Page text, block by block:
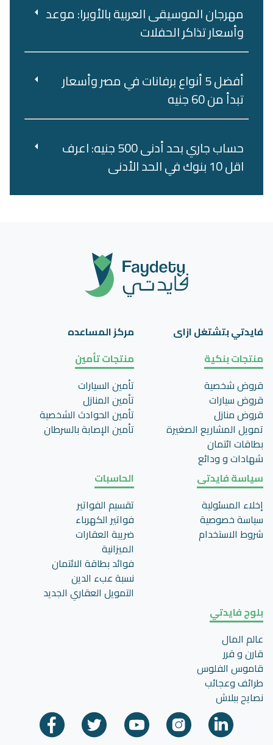
مهرجان الموسيقى العربية بالأوبرا: موعد
وأسعار تذاكر الحفلات
أفضل 5 أنواع برفانات في مصر وأسعار
تبدأ من 60 جنيه
حساب جاري بحد أدنى 500 جنيه: اعرف
اقل 10 بنوك في الحد الأدنى
فايدتي بتشتغل ازاى
مركز المساعده
منتجات بنكية
قروض شخصية
قروض سيارات
قروض منازل
تمويل المشاريع الصغيرة
بطاقات ائتمان
شهادات و ودائع
منتجات تأمين
تأمين السيارات
تأمين المنازل
تأمين الحوادث الشخصية
تأمين اﻹصابة بالسرطان
سياسة فايدتى
إخلاء المسئولية
سياسة خصوصية
شروط الاستخدام
الحاسبات
تقسيم الفواتير
فواتير الكهرباء
ضريبة العقارات
الميزانية
فوائد بطاقة الائتمان
نسبة عبء الدين
التمويل العقاري الجديد
بلوج فايدتي
عالم المال
قارن و قرر
قاموس الفلوس
طرائف وعجائب
نصايح ببلاش